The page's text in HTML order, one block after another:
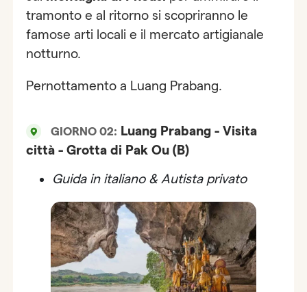
tramonto e al ritorno si scopriranno le
famose arti locali e il mercato artigianale
notturno.
Pernottamento a Luang Prabang.
GIORNO 02: Luang Prabang - Visita
città - Grotta di Pak Ou (B)
Guida in italiano & Autista privato